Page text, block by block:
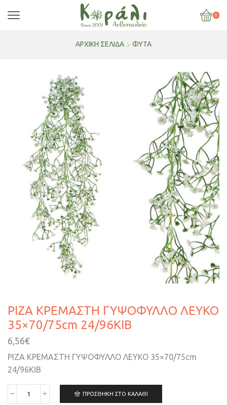
0
ΑΡΧΙΚΉ ΣΕΛΊΔΑ ΦΥΤΑ
ΡΙΖΑ ΚΡΕΜΑΣΤΗ ΓΥΨΟΦΥΛΛΟ ΛΕΥΚΟ
35×70/75cm 24/96ΚΙΒ
6,56€
ΡΙΖΑ ΚΡΕΜΑΣΤΗ ΓΥΨΟΦΥΛΛΟ ΛΕΥΚΟ 35×70/75cm
24/96ΚΙΒ
ΠΡΟΣΘΉΚΗ ΣΤΟ ΚΑΛΆΘΙ